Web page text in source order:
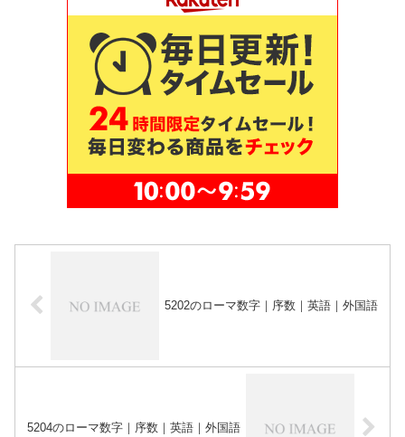
5202のローマ数字｜序数｜英語｜外国語
5204のローマ数字｜序数｜英語｜外国語